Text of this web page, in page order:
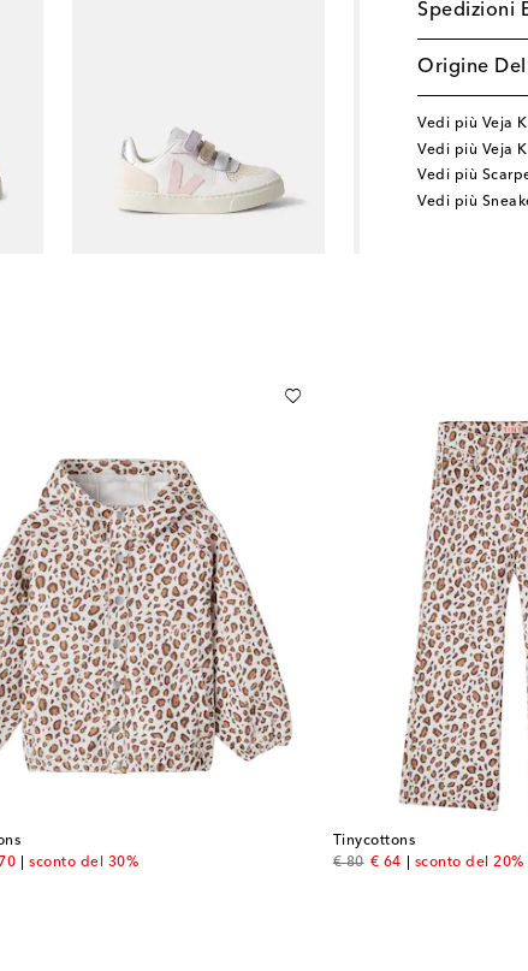
Spedizioni
Origine
Vedi più Veja
Vedi più Veja
Vedi più
Vedi più
price
sconto del 30%
Tinycottons
€ 80
original price
€ 64
discount price
sconto del 20%